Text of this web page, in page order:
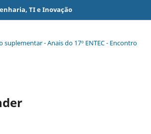
TI e Inovação
suplementar - Anais do 17º ENTEC - Encontro